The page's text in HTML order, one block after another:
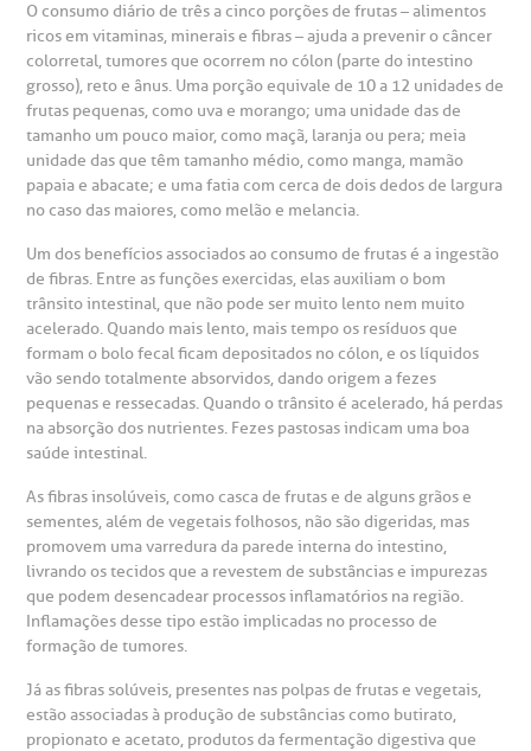
de consultas e exames
in antecipado
de exames
de Exames
SAC
A BP conta com você para melhorar sempre a qualidade do
A Ouvidoria e SAC são canais para você, cliente da BP, tirar
suas dúvidas, registrar suas reclamações ou fazer elogios
relacionados ao nosso atendimento e aos nossos serviços.
Horário de atendimento: 2ª a 6ª feira das 7h às 18h
(11)3505-1000
ouvidoria@bp.org.br
Fale Conosco
Hospital BP
Saiba mais
Endereço:
Rua Maestro Cardim, 769
CEP: 01323-001 | Bela Vista
São Paulo - SP
BP Mirante
e Pesquisa
do médico
de conduta
Financeiras
social da BP
corporativa
social
Telemedicina BP
Teleinterconsulta
de atendimento
de Infarto SUS
de Visita
socorro
de cópia de prontuário médico
de orçamento particular
de veracidade de atestado
de Oncologia e Hematologia
de Excelência em Neurologia e
de Excelência em Ortopedia
especialidades
O consumo diário de três a cinco porções de frutas – alimentos
ricos em vitaminas, minerais e fibras – ajuda a prevenir o câncer
colorretal, tumores que ocorrem no cólon (parte do intestino
grosso), reto e ânus. Uma porção equivale de 10 a 12 unidades de
frutas pequenas, como uva e morango; uma unidade das de
tamanho um pouco maior, como maçã, laranja ou pera; meia
unidade das que têm tamanho médio, como manga, mamão
papaia e abacate; e uma fatia com cerca de dois dedos de largura
no caso das maiores, como melão e melancia.
Um dos benefícios associados ao consumo de frutas é a ingestão
de fibras. Entre as funções exercidas, elas auxiliam o bom
trânsito intestinal, que não pode ser muito lento nem muito
acelerado. Quando mais lento, mais tempo os resíduos que
formam o bolo fecal ficam depositados no cólon, e os líquidos
vão sendo totalmente absorvidos, dando origem a fezes
pequenas e ressecadas. Quando o trânsito é acelerado, há perdas
na absorção dos nutrientes. Fezes pastosas indicam uma boa
saúde intestinal.
As fibras insolúveis, como casca de frutas e de alguns grãos e
sementes, além de vegetais folhosos, não são digeridas, mas
promovem uma varredura da parede interna do intestino,
livrando os tecidos que a revestem de substâncias e impurezas
que podem desencadear processos inflamatórios na região.
Inflamações desse tipo estão implicadas no processo de
formação de tumores.
Já as fibras solúveis, presentes nas polpas de frutas e vegetais,
estão associadas à produção de substâncias como butirato,
propionato e acetato, produtos da fermentação digestiva que